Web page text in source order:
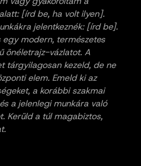
[írd be, ha volt ilyen].
jelentkeznék: [írd be].
egy modern, természetes
önéletrajz-vázlatot. A
tárgyilagosan kezeld, de ne
elem. Emeld ki az
a korábbi szakmai
a jelenlegi munkára való
Kerüld a túl magabiztos,